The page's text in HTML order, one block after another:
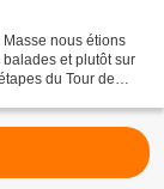
nous étions
et plutôt sur
du Tour de